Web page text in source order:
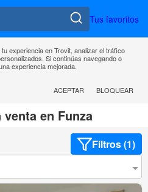
Tus favoritos
experiencia en Trovit, analizar el tráfico
Si continúas navegando o
experiencia mejorada.
ACEPTAR
BLOQUEAR
en Funza
Filtros (1)